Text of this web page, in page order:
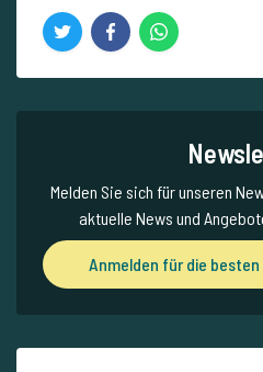
Melden Sie sich für unseren
aktuelle News und
Anmelden für die